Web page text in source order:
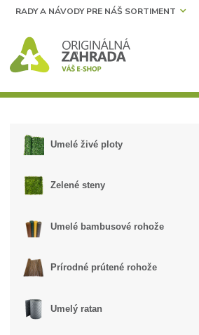
RADY A NÁVODY PRE NÁŠ SORTIMENT
Umelé živé ploty
Zelené steny
Umelé bambusové rohože
Prírodné prútené rohože
Umelý ratan